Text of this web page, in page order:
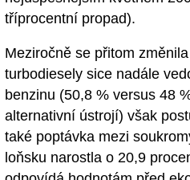
tříprocentní propad).
Meziročně se přitom
turbodiesely sice nadále
benzinu (50,8 % versus 48
alternativní ústrojí) však
také poptávka mezi
loňsku narostla o 20,9